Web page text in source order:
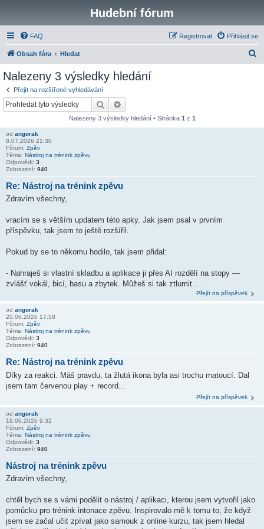
Hudební fórum
FAQ Přihlásit se
Registrovat
Obsah fóra Hledat
Nalezeny 3 výsledky hledání
Přejít na rozšířené vyhledávání
Hledat
Nalezeny 3 výsledky hledání • Stránka 1 z 1
od angorak
8.07.2026 21:30
Fórum: Zpěv
Téma: Nástroj na trénink zpěvu
Odpovědi: 3
Zobrazení: 940
Re: Nástroj na trénink zpěvu
Zdravím všechny,
vracím se s větším updatem této apky. Jak jsem psal v prvním
příspěvku, tak jsem to ještě rozšířil.
Pokud by se to někomu hodilo, tak jsem přidal:
- Nahraješ si vlastní skladbu a aplikace ji přes AI rozdělí na stopy —
zvlášť vokál, bicí, basu a zbytek. Můžeš si tak ztlumit ...
Přejít na příspěvek
od angorak
20.06.2026 17:58
Fórum: Zpěv
Téma: Nástroj na trénink zpěvu
Odpovědi: 3
Zobrazení: 940
Re: Nástroj na trénink zpěvu
Díky za reakci. Máš pravdu, ta žlutá ikona byla asi trochu matoucí. Dal
jsem tam červenou play + record...
Přejít na příspěvek
od angorak
19.06.2026 9:32
Fórum: Zpěv
Téma: Nástroj na trénink zpěvu
Odpovědi: 3
Zobrazení: 940
Nástroj na trénink zpěvu
Zdravím všechny,
chtěl bych se s vámi podělit o nástroj / aplikaci, kterou jsem vytvořil jako
pomůcku pro trénink intonace zpěvu. Inspirovalo mě k tomu to, že když
jsem se začal učit zpívat jako samouk z online kurzu, tak jsem hledal